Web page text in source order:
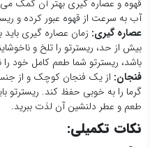
نکات تکمیلی:
از آب تصفیه شده با دمای مناسب
دستگاه اسپرسو خود را به
از قهوه تازه و با کیفیت بالا
با رعایت این نکات ساده، می‌توانید
دلنشین در خانه خود تهیه کنید.
سوالات رایج درباره قهوه